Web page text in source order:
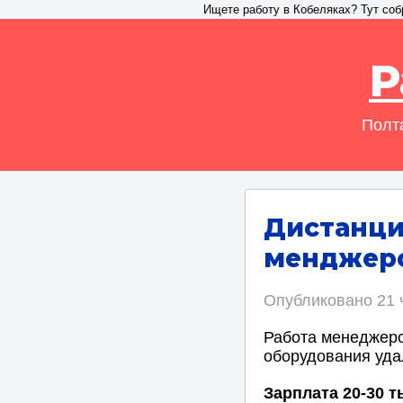
Ищете работу в Кобеляках? Тут
Опубликовано 21
Работа
оборудования
Зарплата 20-30